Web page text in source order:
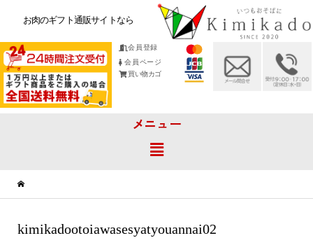
お肉のギフト通販サイトなら
会員登録
会員ページ
買い物カゴ
メニュー
kimikadootoiawasesyatyouannai02